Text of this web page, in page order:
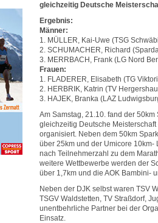
gleichzeitig Deutsche
Ergebnis:
Männer:
1. MÜLLER, Kai-Uwe (TSG
2. SCHUMACHER, Richard
3. MERRBACH, Frank (LG Nord
Frauen:
1. FLADERER, Elisabeth (TG
2. HERBRIK, Katrin (TV
3. HAJEK, Branka (LAZ
Am Samstag, 21.10. fand der
gleichzeitig Deutsche
organisiert. Neben dem 50km
über 25km und der Umicore 10km-
nach Teilnehmerzahl zu dem
weitere Wettbewerbe werden der
über 1,7km und die AOK Bambini-
Neben der DJK selbst waren TSV
TSGV Waldstetten, TV Straßdorf,
unentbehrliche Partner bei der
Einsatz.